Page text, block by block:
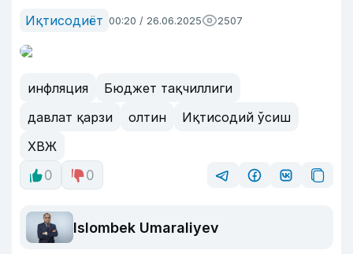
Иқтисодиёт 00:20 / 26.06.2025 2507
инфляция
Бюджет тақчиллиги
давлат қарзи
олтин
Иқтисодий ўсиш
ХВЖ
0
0
Islombek Umaraliyev